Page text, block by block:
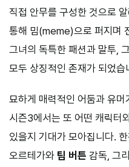
직접 안무를 구성한 것으로
통해 밈(meme)으로 퍼지며
그녀의 독특한 패션과 말투,
모두 상징적인 존재가 되었습
묘하게 매력적인 어둠과 유머
시즌3에서는 또 어떤 캐릭터
있을지 기대가 모아집니다.
오르테가와 팀 버튼 감독, 그